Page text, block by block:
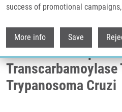
success of promotional
More info Save
Toward Trypanosoma Cruzi
Repurposing of
Plasmodial
Transcarbamoylase
Trypanosoma Cruzi